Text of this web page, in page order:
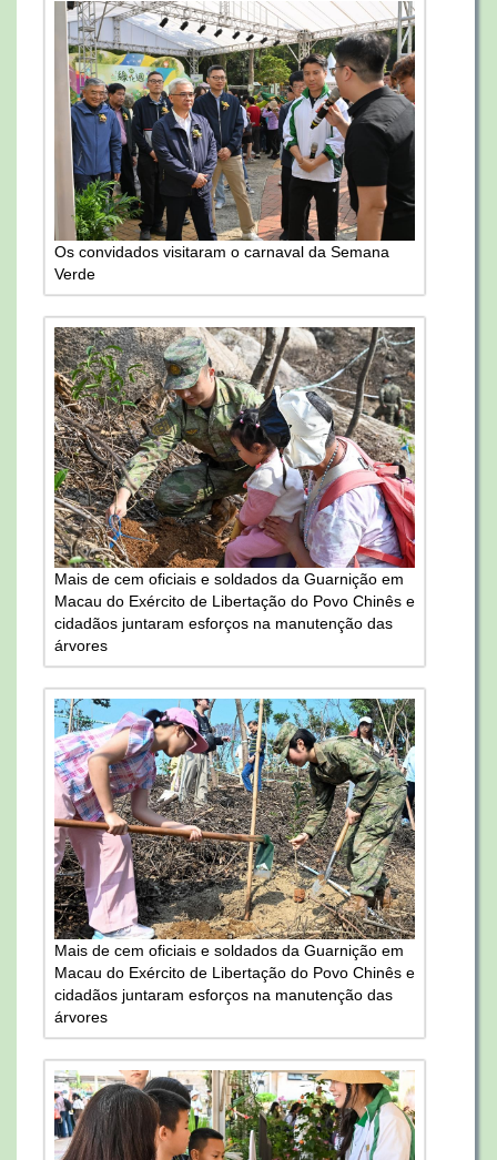
Os convidados visitaram o carnaval da Semana
Verde
Mais de cem oficiais e soldados da Guarnição em
Macau do Exército de Libertação do Povo Chinês e
cidadãos juntaram esforços na manutenção das
árvores
Mais de cem oficiais e soldados da Guarnição em
Macau do Exército de Libertação do Povo Chinês e
cidadãos juntaram esforços na manutenção das
árvores